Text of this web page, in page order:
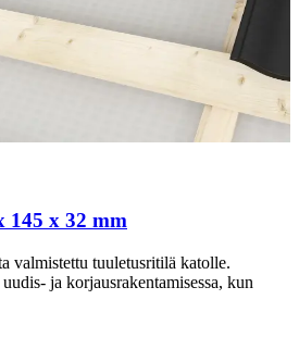
145 x 32 mm
valmistettu tuuletusritilä katolle.
ja korjausrakentamisessa, kun